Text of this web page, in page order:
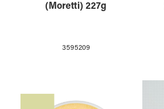
(Moretti) 227g
3595209